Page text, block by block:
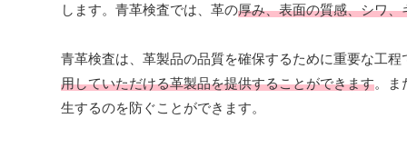
します。青革検査では、革の厚み、表面の質感、シワ、
青革検査は、革製品の品質を確保するために重要な工
用していただける革製品を提供することができます。ま
生するのを防ぐことができます。